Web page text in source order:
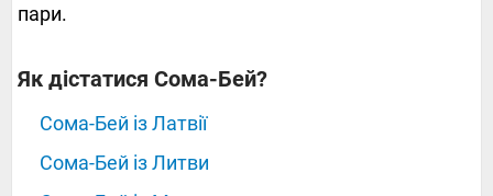
пари.
‍‍‍‍‍Як дістатися Сома-Бей?
Сома-Бей із Латвії
Сома-Бей із Литви